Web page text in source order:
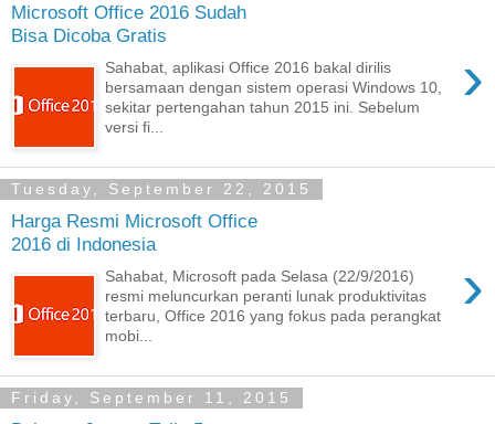
Microsoft Office 2016 Sudah
Bisa Dicoba Gratis
›
Sahabat, aplikasi Office 2016 bakal dirilis
bersamaan dengan sistem operasi Windows 10,
sekitar pertengahan tahun 2015 ini. Sebelum
versi fi...
Tuesday, September 22, 2015
Harga Resmi Microsoft Office
2016 di Indonesia
›
Sahabat, Microsoft pada Selasa (22/9/2016)
resmi meluncurkan peranti lunak produktivitas
terbaru, Office 2016 yang fokus pada perangkat
mobi...
Friday, September 11, 2015